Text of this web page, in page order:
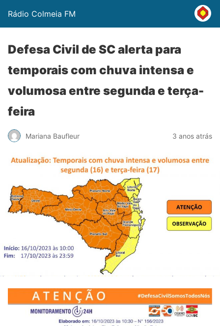
Rádio Colmeia FM
Defesa Civil de SC alerta para
temporais com chuva intensa e
volumosa entre segunda e terça-
feira
Mariana Baufleur 3 anos atrás